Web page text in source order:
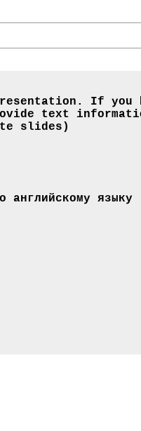
If you
text
slides)
английскому языку